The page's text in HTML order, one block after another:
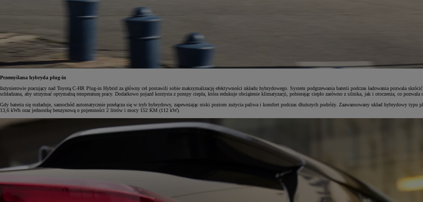
Corolla Hatchback
HYBRID
Przemyślana hybryda plug-in
Inżynierowie pracujący nad Toyotą C-HR Plug-in Hybrid za główny cel postawili sobie maksymalizację efektywności układu hybrydowego. System podgrzewania baterii podczas ładowania pozwala
schładzana, aby utrzymać optymalną temperaturę pracy. Dodatkowo pojazd korzysta z pompy ciepła, która redukuje obciążenie klimatyzacji, pobierając ciepło zarówno z silnika, jak i otoczenia, co
Gdy bateria się rozładuje, samochód automatycznie przełącza się w tryb hybrydowy, zapewniając niski poziom zużycia paliwa i komfort podczas dłuższych podróży. Zaawansowany układ hybrydowy
13,6 kWh oraz jednostkę benzynową o pojemności 2 litrów i mocy 152 KM (112 kW).